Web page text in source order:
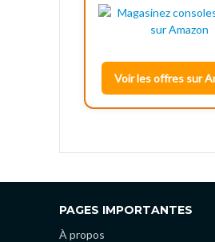
Voir les offres sur
PAGES IMPORTANTES
À propos